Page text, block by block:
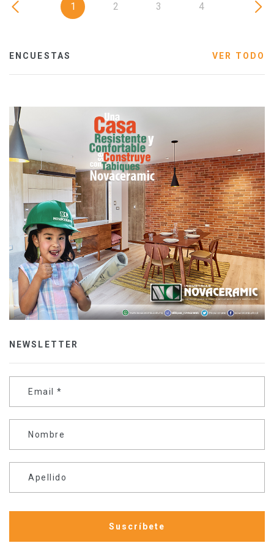
1 2 3 4
ENCUESTAS VER TODO
NEWSLETTER
Email *
Nombre
Apellido